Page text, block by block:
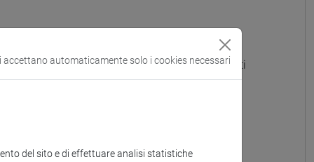
DI I GRADO - A022 - Formazione iniziale insegnanti
automaticamente solo i cookies necessari
del sito e di effettuare analisi statistiche